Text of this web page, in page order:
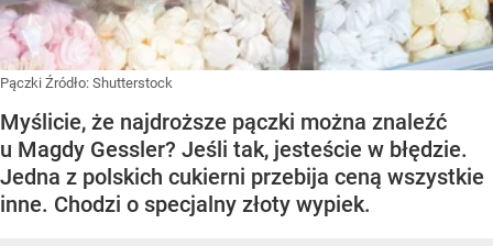
Pączki Źródło: Shutterstock
Myślicie, że najdroższe pączki można znaleźć
u Magdy Gessler? Jeśli tak, jesteście w błędzie.
Jedna z polskich cukierni przebija ceną wszystkie
inne. Chodzi o specjalny złoty wypiek.